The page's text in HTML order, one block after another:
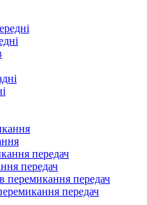
передач
передач